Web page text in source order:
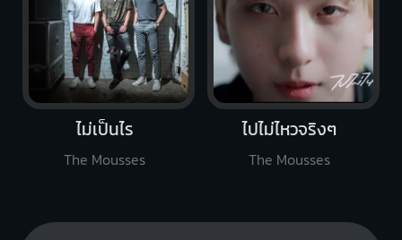
ไม่เป็นไร
The Mousses
ไปไม่ไหวจริงๆ
The Mousses